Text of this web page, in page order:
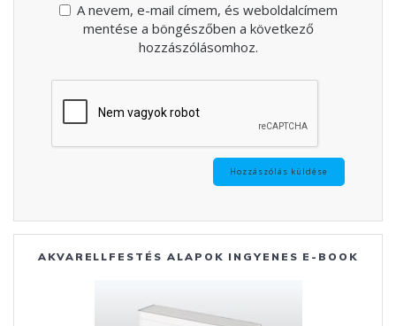
A nevem, e-mail címem, és weboldalcímem
mentése a böngészőben a következő
hozzászólásomhoz.
AKVARELLFESTÉS ALAPOK INGYENES E-BOOK